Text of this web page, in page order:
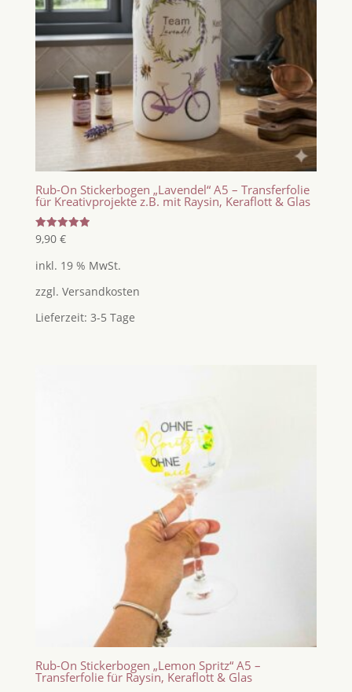
Rub-On Stickerbogen „Lavendel“ A5 – Transferfolie
für Kreativprojekte z.B. mit Raysin, Keraflott & Glas
Bewertet
mit
von 5
9,90 €
inkl. 19 % MwSt.
zzgl. Versandkosten
Lieferzeit: 3-5 Tage
Rub-On Stickerbogen „Lemon Spritz“ A5 –
Transferfolie für Raysin, Keraflott & Glas